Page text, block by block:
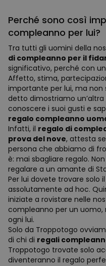
Perché sono così
compleanno per lui?
Tra tutti gli uomini della
di compleanno per il
significativo, perché con
Affetto, stima,
importante per lui, ma non
detto dimostriamo
conoscere i suoi gusti e
regalo compleanno
Infatti, il regalo di
prova del nove, attesta
persona che abbiamo di
è: mai sbagliare regalo.
regalare a un amante di
Per lui dovete trovare solo
assolutamente ad hoc.
iniziate a rovistare nelle
compleanno per un
ogni lui.
Solo da Troppotogo
di chi di regali
Troppotogo trovate solo
diventeranno il regalo